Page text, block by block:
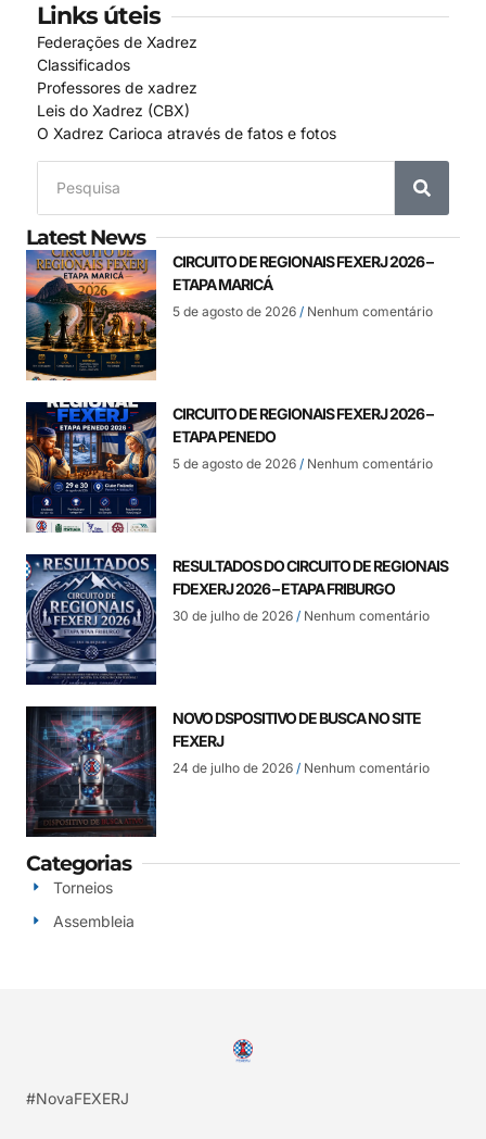
Links úteis
Federações de Xadrez
Classificados
Professores de xadrez
Leis do Xadrez (CBX)
O Xadrez Carioca através de fatos e fotos
Latest News
CIRCUITO DE REGIONAIS FEXERJ 2026 –
ETAPA MARICÁ
5 de agosto de 2026 Nenhum comentário
CIRCUITO DE REGIONAIS FEXERJ 2026 –
ETAPA PENEDO
5 de agosto de 2026 Nenhum comentário
RESULTADOS DO CIRCUITO DE REGIONAIS
FDEXERJ 2026 – ETAPA FRIBURGO
30 de julho de 2026 Nenhum comentário
NOVO DSPOSITIVO DE BUSCA NO SITE
FEXERJ
24 de julho de 2026 Nenhum comentário
Categorias
Torneios
Assembleia
#NovaFEXERJ